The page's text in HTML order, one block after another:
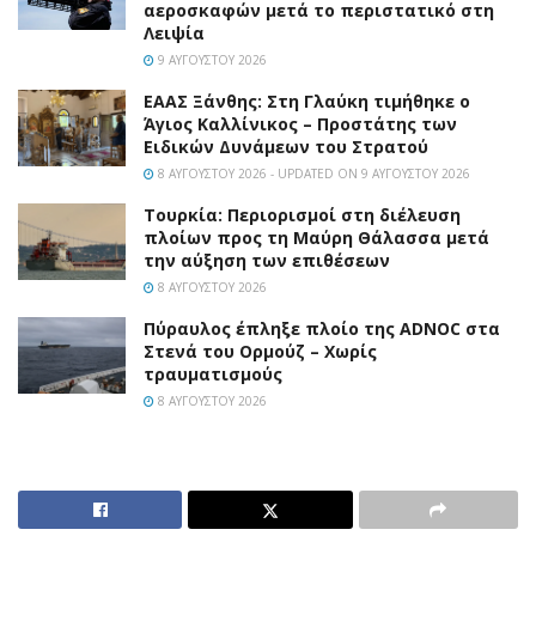
αεροσκαφών μετά το περιστατικό στη
Λειψία
9 ΑΥΓΟΎΣΤΟΥ 2026
EAAΣ Ξάνθης: Στη Γλαύκη τιμήθηκε ο
Άγιος Καλλίνικος – Προστάτης των
Ειδικών Δυνάμεων του Στρατού
8 ΑΥΓΟΎΣΤΟΥ 2026 - UPDATED ON 9 ΑΥΓΟΎΣΤΟΥ 2026
Τουρκία: Περιορισμοί στη διέλευση
πλοίων προς τη Μαύρη Θάλασσα μετά
την αύξηση των επιθέσεων
8 ΑΥΓΟΎΣΤΟΥ 2026
Πύραυλος έπληξε πλοίο της ADNOC στα
Στενά του Ορμούζ – Χωρίς
τραυματισμούς
8 ΑΥΓΟΎΣΤΟΥ 2026